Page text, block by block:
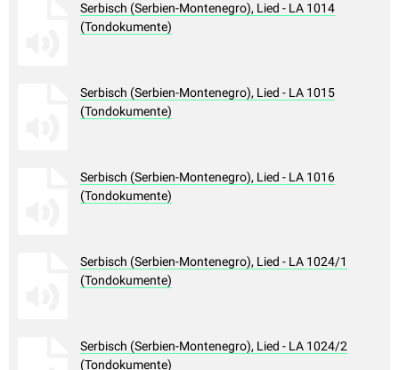
Serbisch (Serbien-Montenegro), Lied - LA 1014
(Tondokumente)
Serbisch (Serbien-Montenegro), Lied - LA 1015
(Tondokumente)
Serbisch (Serbien-Montenegro), Lied - LA 1016
(Tondokumente)
Serbisch (Serbien-Montenegro), Lied - LA 1024/1
(Tondokumente)
Serbisch (Serbien-Montenegro), Lied - LA 1024/2
(Tondokumente)